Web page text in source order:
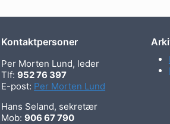
Kontaktpersoner
Per Morten Lund, leder
Tlf:952 76 397
E-post: Per Morten Lund
Hans Seland, sekretær
Mob:906 67 790